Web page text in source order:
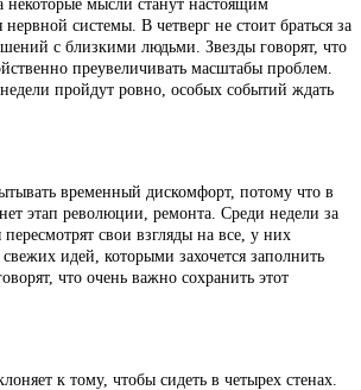
мысли станут настоящим
системы. В четверг не стоит браться за
с близкими людьми. Звезды говорят, что
преувеличивать масштабы проблем.
пройдут ровно, особых событий ждать
временный дискомфорт, потому что в
этап революции, ремонта. Среди недели за
свои взгляды на все, у них
идей, которыми захочется заполнить
что очень важно сохранить этот
к тому, чтобы сидеть в четырех стенах.